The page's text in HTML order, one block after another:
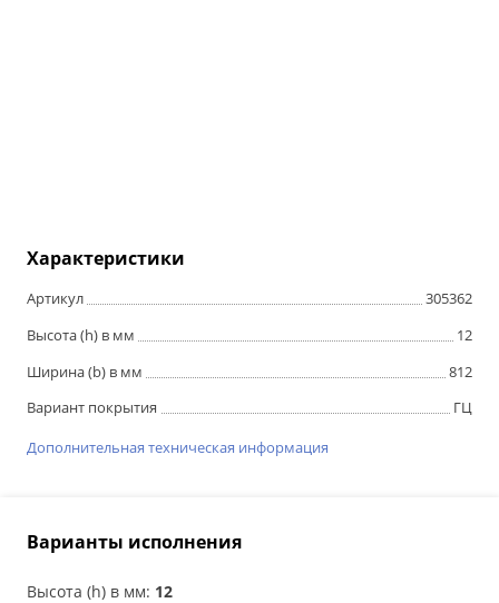
Характеристики
Артикул
305362
Высота (h) в мм
12
Ширина (b) в мм
812
Вариант покрытия
ГЦ
Дополнительная техническая информация
Варианты исполнения
Высота (h) в мм: 12